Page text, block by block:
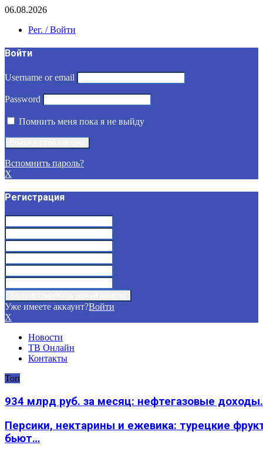
06.08.2026
Рег. / Войти
Войти
Username or email
Password
Помнить меня пока я не выйду
Вспомнить пароль?
X
Регистрация
Уже имеете аккаунт?Войти
X
Новости
ТВ Онлайн
Контакты
Топ
934 млрд руб. за месяц: нефтегазовые
Персики, нектарины и ежевика: турецкие
бьют…